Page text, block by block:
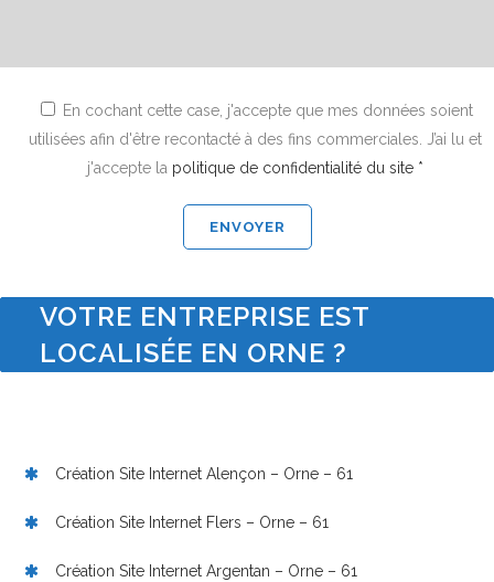
En cochant cette case, j'accepte que mes données soient
utilisées afin d'être recontacté à des fins commerciales. J’ai lu et
j'accepte la politique de confidentialité du site *
VOTRE ENTREPRISE EST
LOCALISÉE EN ORNE ?
Création Site Internet Alençon – Orne – 61
Création Site Internet Flers – Orne – 61
Création Site Internet Argentan – Orne – 61